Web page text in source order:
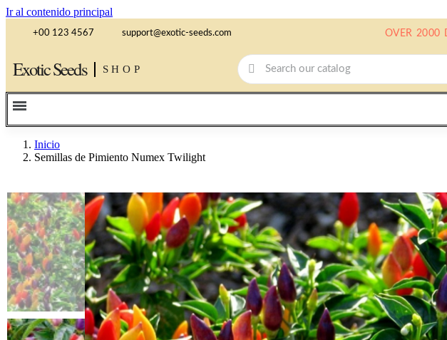
Ir al contenido principal
+00 123 4567 support@exotic-seeds.com OVER 2000
Exotic Seeds SHOP
Inicio
Semillas de Pimiento Numex Twilight